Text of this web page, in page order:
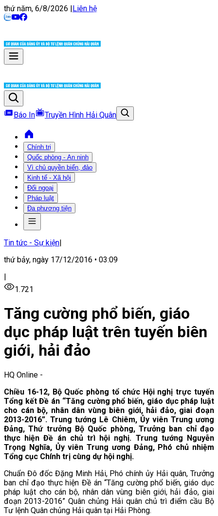
thứ năm, 6/8/2026 |Liên hệ
Báo In Truyền Hình Hải Quân
Chính trị
Quốc phòng - An ninh
Vì chủ quyền biển, đảo
Kinh tế - Xã hội
Đối ngoại
Pháp luật
Đa phương tiện
Tin tức - Sự kiện|
thứ bảy, ngày 17/12/2016 • 03:09
|
1.721
Tăng cường phổ biến, giáo
dục pháp luật trên tuyến biên
giới, hải đảo
HQ Online -
Chiều 16-12, Bộ Quốc phòng tổ chức Hội nghị trực tuyến
Tổng kết Đề án “Tăng cường phổ biến, giáo dục pháp luật
cho cán bộ, nhân dân vùng biên giới, hải đảo, giai đoạn
2013-2016”. Trung tướng Lê Chiêm, Ủy viên Trung ương
Đảng, Thứ trưởng Bộ Quốc phòng, Trưởng ban chỉ đạo
thực hiện Đề án chủ trì hội nghị. Trung tướng Nguyễn
Trọng Nghĩa, Ủy viên Trung ương Đảng, Phó chủ nhiệm
Tổng cục Chính trị cùng dự hội nghị.
Chuẩn Đô đốc Đặng Minh Hải, Phó chính ủy Hải quân, Trưởng
ban chỉ đạo thực hiện Đề án “Tăng cường phổ biến, giáo dục
pháp luật cho cán bộ, nhân dân vùng biên giới, hải đảo, giai
đoạn 2013-2016” Quân chủng Hải quân chủ trì điểm cầu Bộ
Tư lệnh Quân chủng Hải quân tại Hải Phòng.